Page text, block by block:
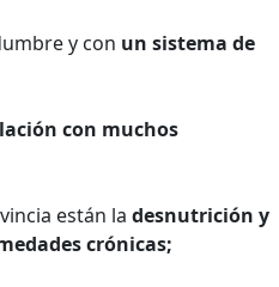
y con un sistema de
con muchos
están la desnutrición y
crónicas;